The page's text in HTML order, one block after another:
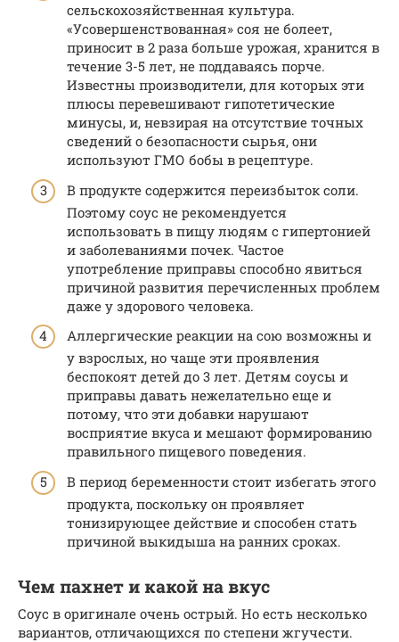
сельскохозяйственная культура.
«Усовершенствованная» соя не болеет,
приносит в 2 раза больше урожая, хранится в
течение 3-5 лет, не поддаваясь порче.
Известны производители, для которых эти
плюсы перевешивают гипотетические
минусы, и, невзирая на отсутствие точных
сведений о безопасности сырья, они
используют ГМО бобы в рецептуре.
В продукте содержится переизбыток соли.
Поэтому соус не рекомендуется
использовать в пищу людям с гипертонией
и заболеваниями почек. Частое
употребление приправы способно явиться
причиной развития перечисленных проблем
даже у здорового человека.
Аллергические реакции на сою возможны и
у взрослых, но чаще эти проявления
беспокоят детей до 3 лет. Детям соусы и
приправы давать нежелательно еще и
потому, что эти добавки нарушают
восприятие вкуса и мешают формированию
правильного пищевого поведения.
В период беременности стоит избегать этого
продукта, поскольку он проявляет
тонизирующее действие и способен стать
причиной выкидыша на ранних сроках.
Чем пахнет и какой на вкус
Соус в оригинале очень острый. Но есть несколько
вариантов, отличающихся по степени жгучести.